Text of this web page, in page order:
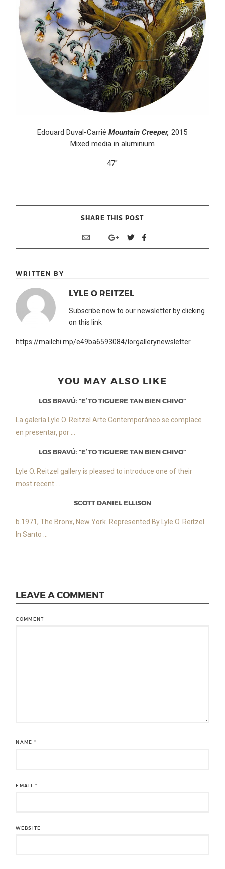
Edouard Duval-CarriéMountain Creeper,2015
Mixed media in aluminium
47″
SHARE THIS POST
WRITTEN BY
LYLE O REITZEL
Subscribe now to our newsletter by clicking
on this link
https://mailchi.mp/e49ba6593084/lorgallerynewsletter
YOU MAY ALSO LIKE
LOS BRAVÚ: “E’TO TIGUERE TAN BIEN CHIVO”
La galería Lyle O. Reitzel Arte Contemporáneo se complace
en presentar, por ...
LOS BRAVÚ: “E’TO TIGUERE TAN BIEN CHIVO”
Lyle O. Reitzel gallery is pleased to introduce one of their
most recent ...
SCOTT DANIEL ELLISON
b.1971, The Bronx, New York. Represented By Lyle O. Reitzel
In Santo ...
LEAVE A COMMENT
COMMENT
NAME*
EMAIL*
WEBSITE